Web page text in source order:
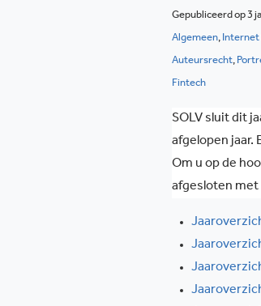
Gepubliceerd op 3
Algemeen, Internet
Auteursrecht,
Fintech
SOLV sluit dit
afgelopen jaar.
Om u op de
afgesloten met